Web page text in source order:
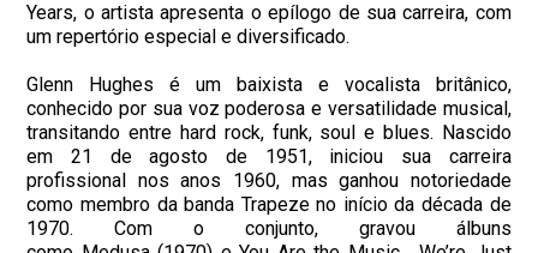
Years, o artista apresenta o epílogo de sua carreira, com
um repertório especial e diversificado.
Glenn Hughes é um baixista e vocalista britânico,
conhecido por sua voz poderosa e versatilidade musical,
transitando entre hard rock, funk, soul e blues. Nascido
em 21 de agosto de 1951, iniciou sua carreira
profissional nos anos 1960, mas ganhou notoriedade
como membro da banda Trapeze no início da década de
1970. Com o conjunto, gravou álbuns